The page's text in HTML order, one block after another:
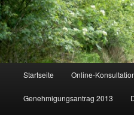
Startseite Online-
Genehmigungsantrag 2013